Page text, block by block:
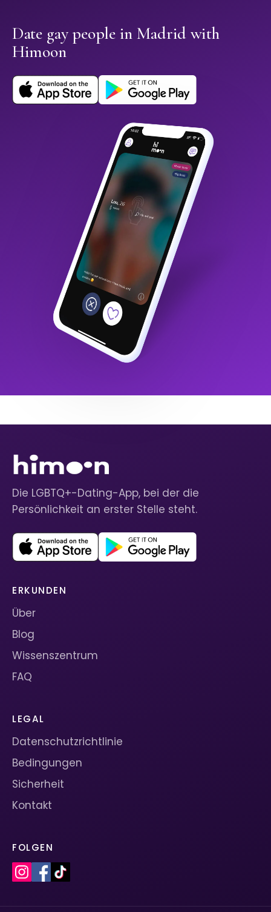
Date gay people in Madrid with
Himoon
Die LGBTQ+-Dating-App, bei der die
Persönlichkeit an erster Stelle steht.
ERKUNDEN
Über
Blog
Wissenszentrum
FAQ
LEGAL
Datenschutzrichtlinie
Bedingungen
Sicherheit
Kontakt
FOLGEN